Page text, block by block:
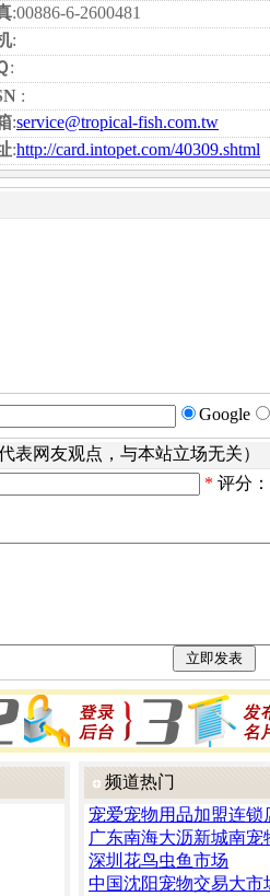
:00886-6-2600481
:
:
:
:service@tropical-fish.com.tw
:http://card.intopet.com/40309.shtml
Google
表网友观点，与本站立场无关）
* 评分
频道热门
宠爱宠物用品加盟连锁
广东南海大沥新城南宠
深圳花鸟虫鱼市场
中国沈阳宠物交易大市